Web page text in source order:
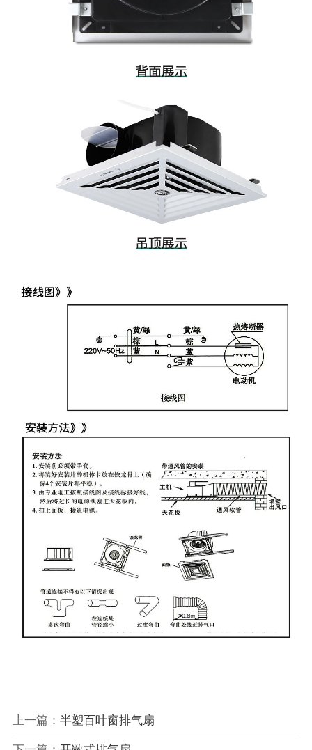
上一篇： 半塑百叶窗排气扇